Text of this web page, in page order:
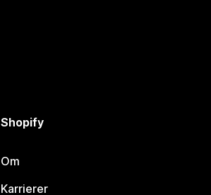
Shopify
Om
Karrierer